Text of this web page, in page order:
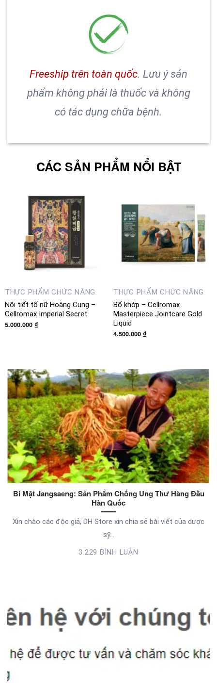
Freeship trên toàn quốc. Lưu ý sản
phẩm không phải là thuốc và không
có tác dụng chữa bệnh.
CÁC SẢN PHẨM NỔI BẬT
THỰC PHẨM CHỨC NĂNG
Nội tiết tố nữ Hoàng Cung –
Cellromax Imperial Secret
5.000.000 ₫
THỰC PHẨM CHỨC NĂNG
Bổ khớp – Cellromax
Masterpiece Jointcare Gold
Liquid
4.500.000 ₫
Bí Mật Jangsaeng: Sản Phẩm Chống Ung Thư Hàng Đầu
Hàn Quốc
Xin chào các độc giả, DH Store xin chia sẻ bài viết của dược
sỹ...
3.229 BÌNH LUẬN